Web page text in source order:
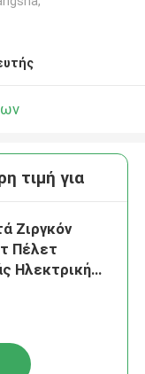
τιμή για
Ζιργκόν
Πέλετ
Ηλεκτρική